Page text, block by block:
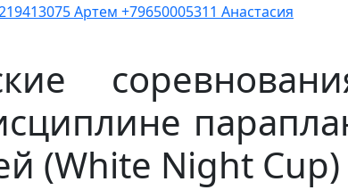
Артем +79650005311 Анастасия
(White Night Cup)